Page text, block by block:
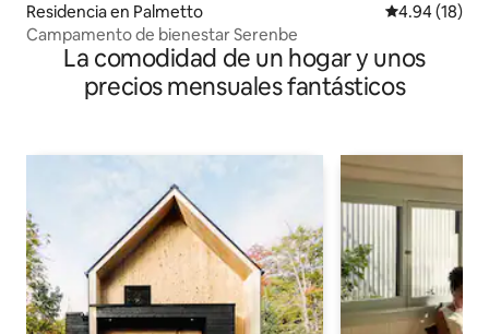
Residencia en Palmetto Calificación
4.94 (18)
Campamento de bienestar Serenbe
La comodidad de un hogar y unos
precios mensuales fantásticos